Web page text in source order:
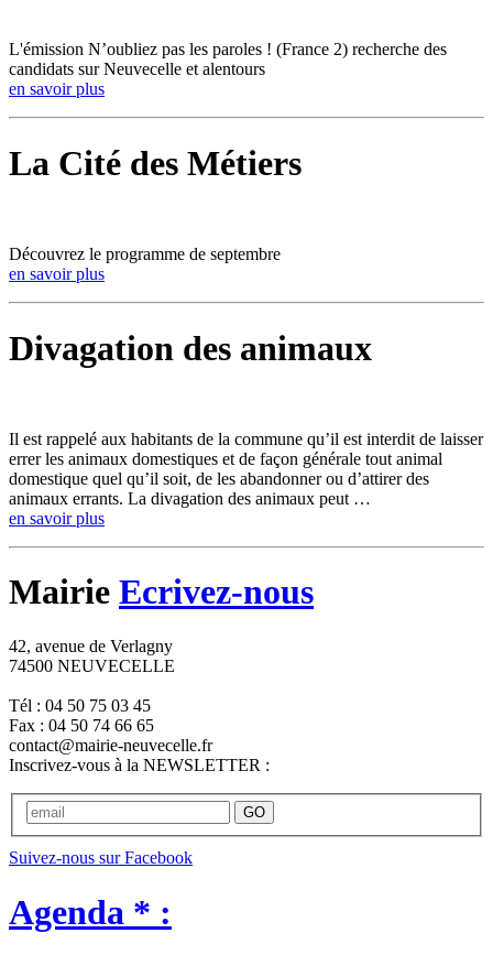
L'émission N’oubliez pas les paroles ! (France 2) recherche des
candidats sur Neuvecelle et alentours
en savoir plus
La Cité des Métiers
Découvrez le programme de septembre
en savoir plus
Divagation des animaux
Il est rappelé aux habitants de la commune qu’il est interdit de laisser
errer les animaux domestiques et de façon générale tout animal
domestique quel qu’il soit, de les abandonner ou d’attirer des
animaux errants. La divagation des animaux peut …
en savoir plus
Mairie Ecrivez-nous
42, avenue de Verlagny
74500 NEUVECELLE
Tél : 04 50 75 03 45
Fax : 04 50 74 66 65
contact@mairie-neuvecelle.fr
Inscrivez-vous à la NEWSLETTER :
GO
Suivez-nous sur Facebook
Agenda * :